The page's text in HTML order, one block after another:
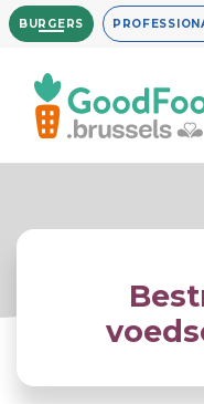
Overslaan
en
inhoud
gaan
BURGERS